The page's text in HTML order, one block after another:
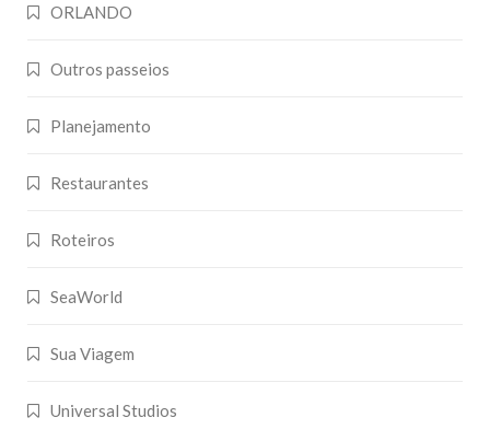
ORLANDO
Outros passeios
Planejamento
Restaurantes
Roteiros
SeaWorld
Sua Viagem
Universal Studios